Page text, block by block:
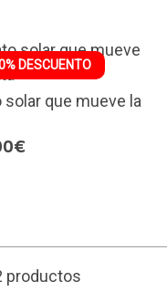
DESCUENTO
solar que mueve la
productos